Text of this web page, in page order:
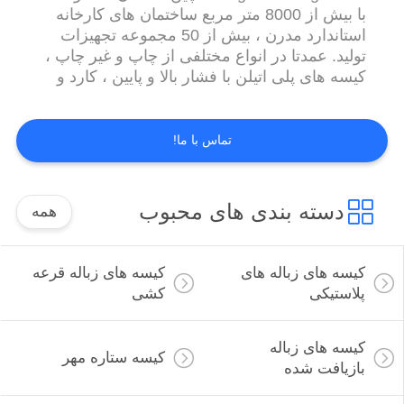
با بیش از 8000 متر مربع ساختمان های کارخانه
استاندارد مدرن ، بیش از 50 مجموعه تجهیزات
تولید. عمدتا در انواع مختلفی از چاپ و غیر چاپ ،
کیسه های پلی اتیلن با فشار بالا و پایین ، کارد و
عمده محصولات عبارتند از: LDPE / HDPE /
Slipcover ، روکش تشک ، کاور خودرو ، کیسه
تماس با ما!
دسته بندی های محبوب همه
کیسه های زباله های
پلاستیکی
کیسه های زباله قرعه
کشی
کیسه های زباله
بازیافت شده
کیسه ستاره مهر